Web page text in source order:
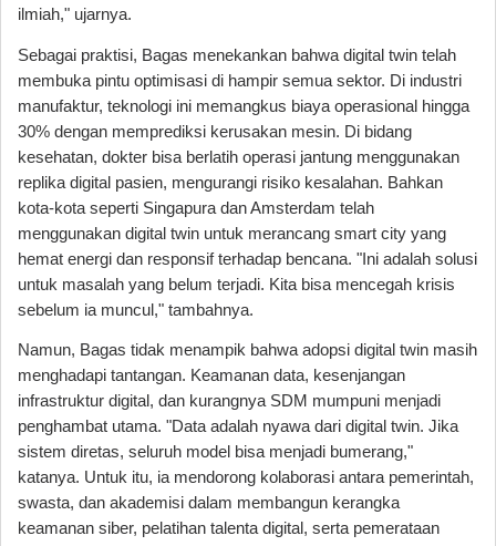
ilmiah," ujarnya.
Sebagai praktisi, Bagas menekankan bahwa digital twin telah
membuka pintu optimisasi di hampir semua sektor. Di industri
manufaktur, teknologi ini memangkus biaya operasional hingga
30% dengan memprediksi kerusakan mesin. Di bidang
kesehatan, dokter bisa berlatih operasi jantung menggunakan
replika digital pasien, mengurangi risiko kesalahan. Bahkan
kota-kota seperti Singapura dan Amsterdam telah
menggunakan digital twin untuk merancang smart city yang
hemat energi dan responsif terhadap bencana. "Ini adalah solusi
untuk masalah yang belum terjadi. Kita bisa mencegah krisis
sebelum ia muncul," tambahnya.
Namun, Bagas tidak menampik bahwa adopsi digital twin masih
menghadapi tantangan. Keamanan data, kesenjangan
infrastruktur digital, dan kurangnya SDM mumpuni menjadi
penghambat utama. "Data adalah nyawa dari digital twin. Jika
sistem diretas, seluruh model bisa menjadi bumerang,"
katanya. Untuk itu, ia mendorong kolaborasi antara pemerintah,
swasta, dan akademisi dalam membangun kerangka
keamanan siber, pelatihan talenta digital, serta pemerataan